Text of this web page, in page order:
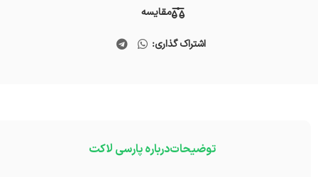
مقایسه
اشتراک گذاری:
توضیحاتدرباره پارسی لاکت